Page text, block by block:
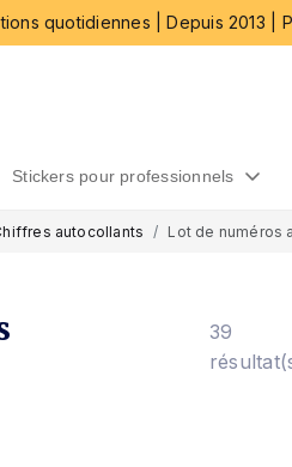
quotidiennes | Depuis 2013 |
stickers pour professionnels
autocollants Lot de numéros
39